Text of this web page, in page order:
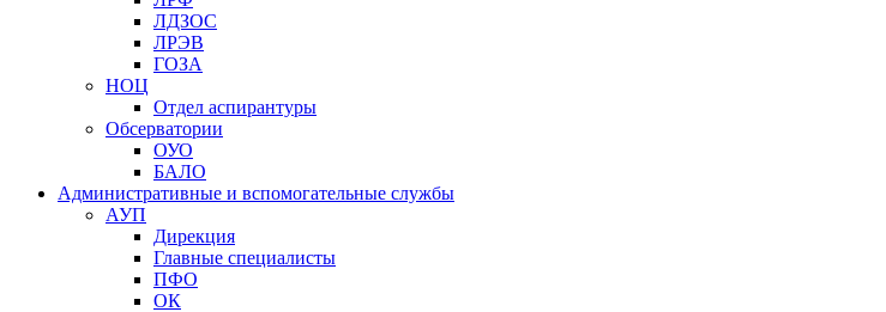
ЛДЗОС
ЛРЭВ
ГОЗА
НОЦ
Отдел аспирантуры
Обсерватории
ОУО
БАЛО
Административные и вспомогательные службы
АУП
Дирекция
Главные специалисты
ПФО
ОК